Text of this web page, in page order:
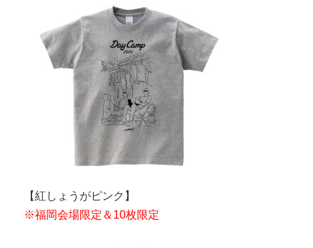
【紅しょうがピンク】
※福岡会場限定＆10枚限定